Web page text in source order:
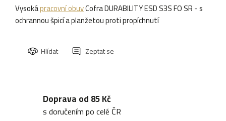
Vysokápracovní obuvCofra DURABILITY ESD S3S FO SR - s
ochrannou špicí a planžetou proti propíchnutí
Zeptat se
Hlídat
Doprava od 85 Kč
s doručením po celé ČR